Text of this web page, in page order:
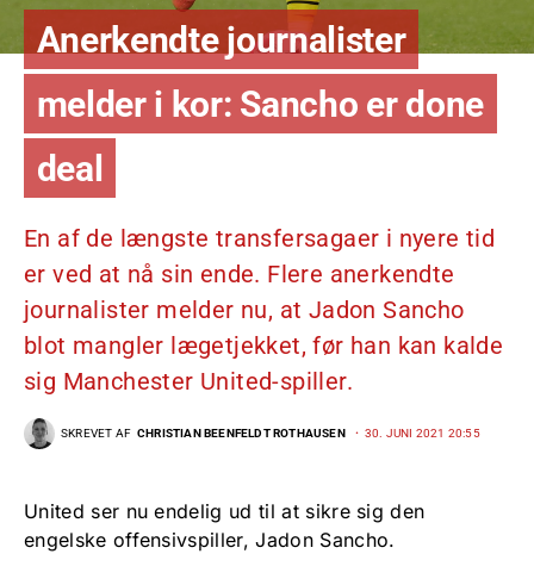
Anerkendte journalister
melder i kor: Sancho er done
deal
En af de længste transfersagaer i nyere tid
er ved at nå sin ende. Flere anerkendte
journalister melder nu, at Jadon Sancho
blot mangler lægetjekket, før han kan kalde
sig Manchester United-spiller.
SKREVET AF CHRISTIAN BEENFELDT ROTHAUSEN 30. JUNI 2021 20:55
United ser nu endelig ud til at sikre sig den
engelske offensivspiller, Jadon Sancho.